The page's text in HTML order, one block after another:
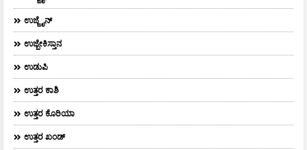
ಉಜ್ಜೈನ್
ಉಜ್ಬೇಕಿಸ್ತಾನ
ಉಡುಪಿ
ಉತ್ತರ ಕಾಶಿ
ಉತ್ತರ ಕೊರಿಯಾ
ಉತ್ತರ ಖಂಡ್